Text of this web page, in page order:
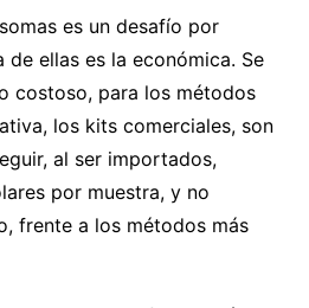
es un desafío por
de ellas es la económica. Se
costoso, para los métodos
los kits comerciales, son
al ser importados,
por muestra, y no
frente a los métodos más